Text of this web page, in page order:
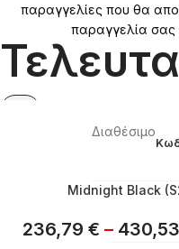
παραγγελίες που θα
παραγγελία σας
Διαθέσιμο
Midnight Black
236,79 € – 430,53